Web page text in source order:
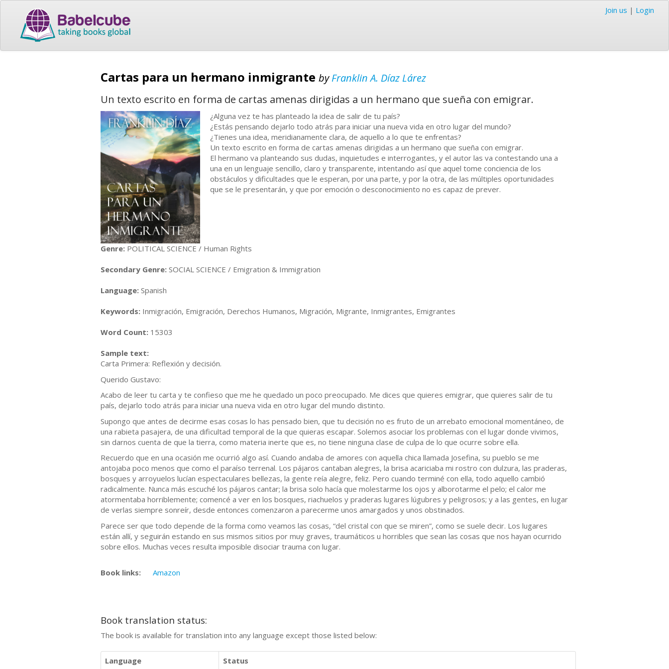
Join us | Login
Cartas para un hermano inmigrante byFranklin A. Díaz Lárez
Un texto escrito en forma de cartas amenas dirigidas a un hermano que sueña con emigrar.
¿Alguna vez te has planteado la idea de salir de tu país?
¿Estás pensando dejarlo todo atrás para iniciar una nueva vida en otro lugar del mundo?
¿Tienes una idea, meridianamente clara, de aquello a lo que te enfrentas?
Un texto escrito en forma de cartas amenas dirigidas a un hermano que sueña con emigrar.
El hermano va planteando sus dudas, inquietudes e interrogantes, y el autor las va contestando una a
una en un lenguaje sencillo, claro y transparente, intentando así que aquel tome conciencia de los
obstáculos y dificultades que le esperan, por una parte, y por la otra, de las múltiples oportunidades
que se le presentarán, y que por emoción o desconocimiento no es capaz de prever.
Genre: POLITICAL SCIENCE / Human Rights
Secondary Genre: SOCIAL SCIENCE / Emigration & Immigration
Language: Spanish
Keywords: Inmigración, Emigración, Derechos Humanos, Migración, Migrante, Inmigrantes, Emigrantes
Word Count: 15303
Sample text:
Carta Primera: Reflexión y decisión.
Querido Gustavo:
Acabo de leer tu carta y te confieso que me he quedado un poco preocupado. Me dices que quieres emigrar, que quieres salir de tu
país, dejarlo todo atrás para iniciar una nueva vida en otro lugar del mundo distinto.
Supongo que antes de decirme esas cosas lo has pensado bien, que tu decisión no es fruto de un arrebato emocional momentáneo, de
una rabieta pasajera, de una dificultad temporal de la que quieras escapar. Solemos asociar los problemas con el lugar donde vivimos,
sin darnos cuenta de que la tierra, como materia inerte que es, no tiene ninguna clase de culpa de lo que ocurre sobre ella.
Recuerdo que en una ocasión me ocurrió algo así. Cuando andaba de amores con aquella chica llamada Josefina, su pueblo se me
antojaba poco menos que como el paraíso terrenal. Los pájaros cantaban alegres, la brisa acariciaba mi rostro con dulzura, las praderas,
bosques y arroyuelos lucían espectaculares bellezas, la gente reía alegre, feliz. Pero cuando terminé con ella, todo aquello cambió
radicalmente. Nunca más escuché los pájaros cantar; la brisa solo hacía que molestarme los ojos y alborotarme el pelo; el calor me
atormentaba horriblemente; comencé a ver en los bosques, riachuelos y praderas lugares lúgubres y peligrosos; y a las gentes, en lugar
de verlas siempre sonreír, desde entonces comenzaron a parecerme unos amargados y unos obstinados.
Parece ser que todo depende de la forma como veamos las cosas, “del cristal con que se miren”, como se suele decir. Los lugares
están allí, y seguirán estando en sus mismos sitios por muy graves, traumáticos u horribles que sean las cosas que nos hayan ocurrido
sobre ellos. Muchas veces resulta imposible disociar trauma con lugar.
Book links: Amazon
Book translation status:
The book is available for translation into any language except those listed below:
Language Status